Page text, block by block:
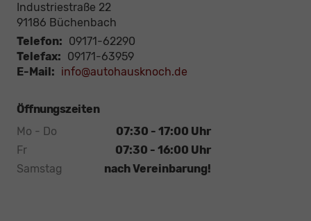
Industriestraße 22
91186 Büchenbach
Telefon: 09171-62290
Telefax: 09171-63959
E-Mail: info@autohausknoch.de
Öffnungszeiten
Mo - Do
07:30 - 17:00 Uhr
Fr
07:30 - 16:00 Uhr
Samstag
nach Vereinbarung!